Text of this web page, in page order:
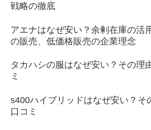
戦略の徹底
アエナはなぜ安い？余剰在庫の活
の販売、低価格販売の企業理念
タカハシの服はなぜ安い？その理
ミ
s400ハイブリッドはなぜ安い？そ
口コミ